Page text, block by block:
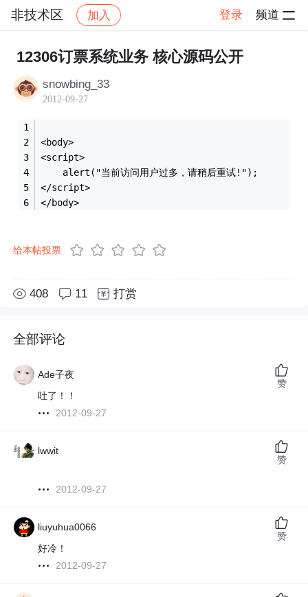
非技术区 加入 登录 频道
社区 非技术区 帖子详情
12306订票系统业务 核心源码公开
snowbing_33
2012-09-27
<body>
<script>
    alert("当前访问用户过多，请稍后重试!");
</script>
</body>
给本帖投票
408 11 打赏
全部评论
Ade子夜
吐了！！
2012-09-27
赞
lwwit
2012-09-27
赞
liuyuhua0066
好冷！
2012-09-27
赞